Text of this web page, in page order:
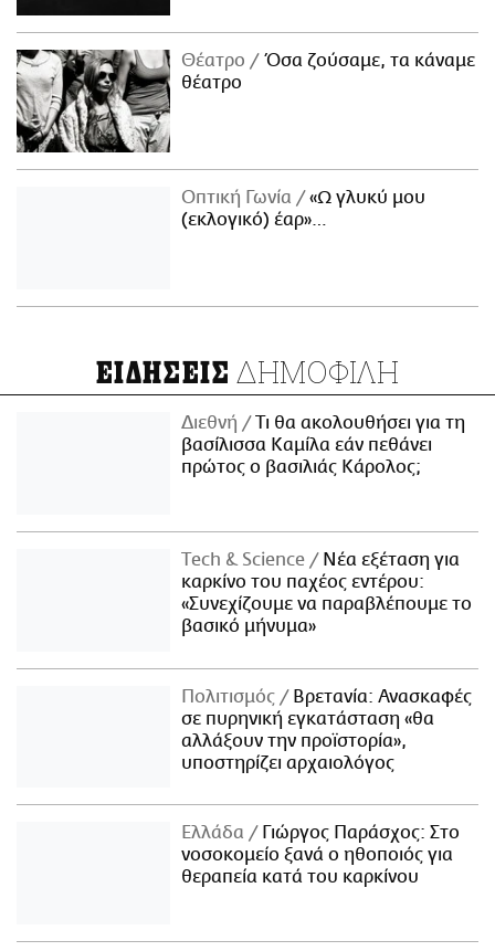
Θέατρο
Όσα ζούσαμε, τα κάναμε
θέατρο
Οπτική Γωνία
«Ω γλυκύ μου
(εκλογικό) έαρ»…
ΕΙΔΗΣΕΙΣ ΔΗΜΟΦΙΛΗ
Διεθνή
Τι θα ακολουθήσει για τη
βασίλισσα Καμίλα εάν πεθάνει
πρώτος ο βασιλιάς Κάρολος;
Τech & Science
Νέα εξέταση για
καρκίνο του παχέος εντέρου:
«Συνεχίζουμε να παραβλέπουμε το
βασικό μήνυμα»
Πολιτισμός
Βρετανία: Ανασκαφές
σε πυρηνική εγκατάσταση «θα
αλλάξουν την προϊστορία»,
υποστηρίζει αρχαιολόγος
Ελλάδα
Γιώργος Παράσχος: Στο
νοσοκομείο ξανά ο ηθοποιός για
θεραπεία κατά του καρκίνου